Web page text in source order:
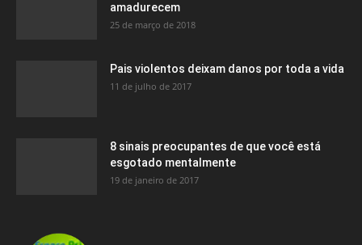
amadurecem
25 de março de 2018
Pais violentos deixam danos por toda a vida
11 de julho de 2017
8 sinais preocupantes de que você está
esgotado mentalmente
19 de janeiro de 2017